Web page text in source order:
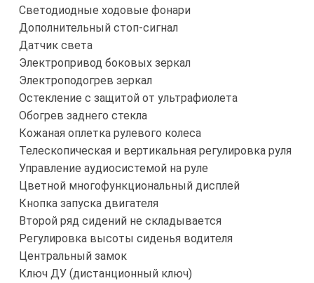
Светодиодные ходовые фонари
Дополнительный стоп-сигнал
Датчик света
Электропривод боковых зеркал
Электроподогрев зеркал
Остекление с защитой от ультрафиолета
Обогрев заднего стекла
Кожаная оплетка рулевого колеса
Телескопическая и вертикальная регулировка руля
Управление аудиосистемой на руле
Цветной многофункциональный дисплей
Кнопка запуска двигателя
Второй ряд сидений не складывается
Регулировка высоты сиденья водителя
Центральный замок
Ключ ДУ (дистанционный ключ)